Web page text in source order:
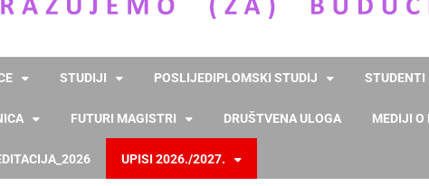
STUDIJI POSLIJEDIPLOMSKI STUDIJ STUDENTI
FUTURI MAGISTRI DRUŠTVENA ULOGA MEDIJI O
UPISI 2026./2027.